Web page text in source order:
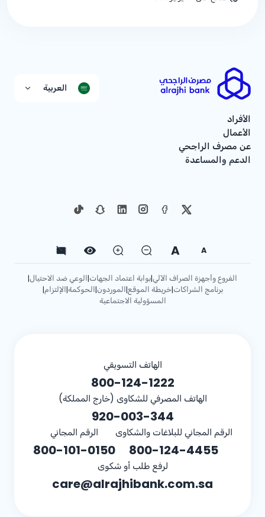
العربية
الأفراد
الأعمال
عن مصرف الراجحي
الدعم والمساعدة
A
A
الفروع وأجهزة الصراف الآلي|بوابة اعتماد الجهات|الوعي ضد الاحتيال|
برنامج الشراكات|خريطة الموقع|الموردون|الحوكمة|الإلتزام|
المسؤولية الاجتماعية
الهاتف التسويقي
800-124-1222
الهاتف المصرفي للشكاوى (خارج المملكة)
920-003-344
الرقم المجاني للبلاغات والشكاوى
800-124-4455
الرقم المجاني
800-101-0150
لرفع طلب أو شكوى
care@alrajhibank.com.sa